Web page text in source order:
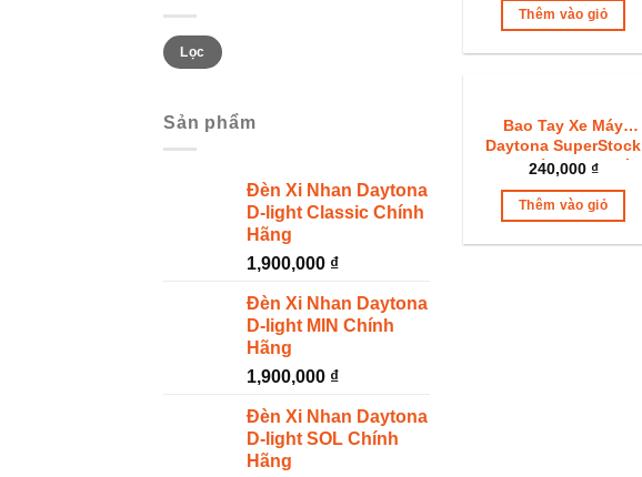
Giá
thấp
nhất
Giá
cao
nhất
Lọc
Sản phẩm
Đèn Xi Nhan Daytona
D-light Classic Chính
Hãng
1,900,000 ₫
Đèn Xi Nhan Daytona
D-light MIN Chính
Hãng
1,900,000 ₫
Đèn Xi Nhan Daytona
D-light SOL Chính
Hãng
Thêm vào giỏ
Bao Tay Xe Máy
Daytona SuperStock
SS2 Chính Hãng Vân
240,000 ₫
Thêm vào giỏ